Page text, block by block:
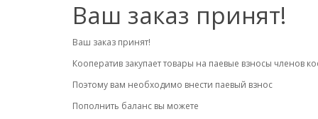
Ваш заказ принят!
Ваш заказ принят!
Кооператив закупает товары на паевые взносы членов
Поэтому вам необходимо внести паевый взнос
Пополнить баланс вы можете